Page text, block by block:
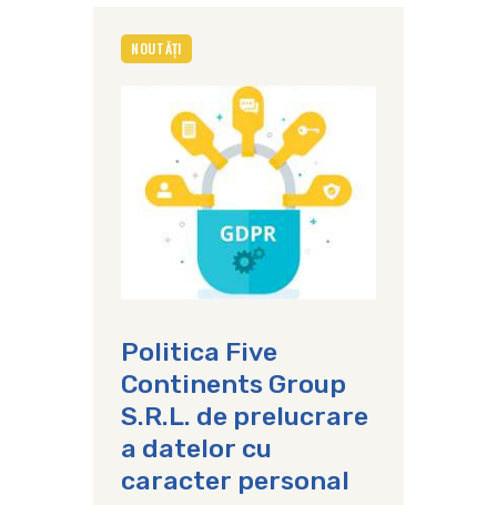
NOUTĂȚI
Politica Five
Continents Group
S.R.L. de prelucrare
a datelor cu
caracter personal